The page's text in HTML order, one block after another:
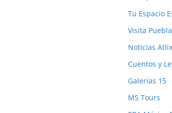
Tu Espacio
Visita
Noticias
Cuentos y
Galerías 15
MS Tours